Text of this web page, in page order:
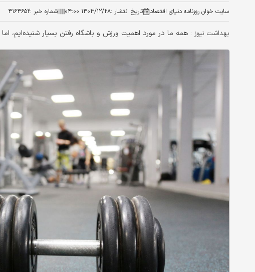
سایت خوان روزنامه دنیای اقتصاد تاریخ انتشار :۱۴۰۳/۱۲/۲۸ ۰۴:۰۰ شماره خبر :۴۱۶۴۶۵۲
بهداشت نیوز : همه ما در مورد اهمیت ورزش و باشگاه رفتن بسیار شنیده‌ایم،